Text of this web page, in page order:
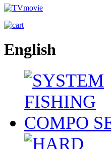
English